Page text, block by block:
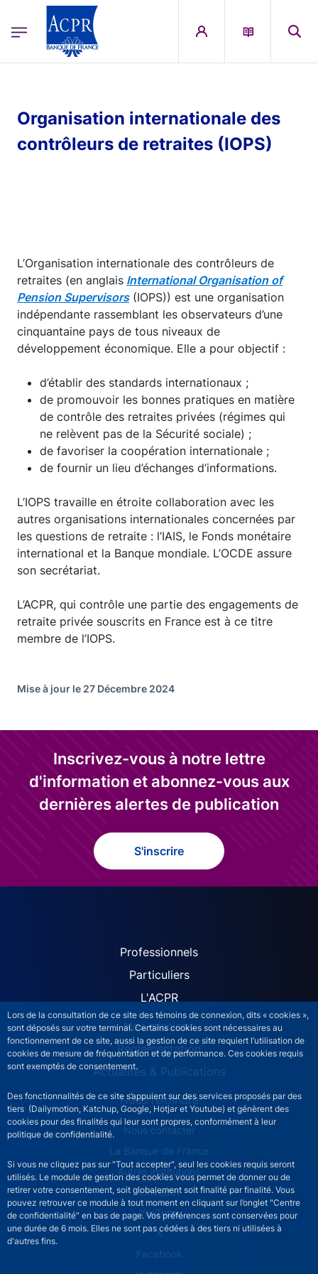
Lors de la consultation de ce site des témoins de connexion, dits « cookies »,
sont déposés sur votre terminal. Certains cookies sont nécessaires au
fonctionnement de ce site, aussi la gestion de ce site requiert l’utilisation de
cookies de mesure de fréquentation et de performance. Ces cookies requis
sont exemptés de consentement.
Des fonctionnalités de ce site s’appuient sur des services proposés par des
tiers (Dailymotion, Katchup, Google, Hotjar et Youtube) et génèrent des
cookies pour des finalités qui leur sont propres, conformément à leur
politique de confidentialité.
Si vous ne cliquez pas sur "Tout accepter", seul les cookies requis seront
utilisés. Le module de gestion des cookies vous permet de donner ou de
retirer votre consentement, soit globalement soit finalité par finalité. Vous
pouvez retrouver ce module à tout moment en cliquant sur l’onglet "Centre
de confidentialité" en bas de page. Vos préférences sont conservées pour
une durée de 6 mois. Elles ne sont pas cédées à des tiers ni utilisées à
d'autres fins.
ACPR Menu Principal (French)
Organisation internationale des
contrôleurs de retraites (IOPS)
L’Organisation internationale des contrôleurs de
retraites (en anglais International Organisation of
Pension Supervisors(IOPS)) est une organisation
indépendante rassemblant les observateurs d’une
cinquantaine pays de tous niveaux de
développement économique. Elle a pour objectif :
d’établir des standards internationaux ;
de promouvoir les bonnes pratiques en matière
de contrôle des retraites privées (régimes qui
ne relèvent pas de la Sécurité sociale) ;
de favoriser la coopération internationale ;
de fournir un lieu d’échanges d’informations.
L’IOPS travaille en étroite collaboration avec les
autres organisations internationales concernées par
les questions de retraite : l’IAIS, le Fonds monétaire
international et la Banque mondiale. L’OCDE assure
son secrétariat.
L’ACPR, qui contrôle une partie des engagements de
retraite privée souscrits en France est à ce titre
membre de l’IOPS.
Mise à jour le 27 Décembre 2024
Inscrivez-vous à notre lettre
d'information et abonnez-vous aux
dernières alertes de publication
S'inscrire
ACPR site navigation
Professionnels
Particuliers
L'ACPR
Nos missions
Réglementation
Actualités & Publications
Nous rejoindre
ACPR footer secondary menu (French)
Nous contacter
La Banque de France
Autres institutions
LinkedIn
YouTube
X
Facebook